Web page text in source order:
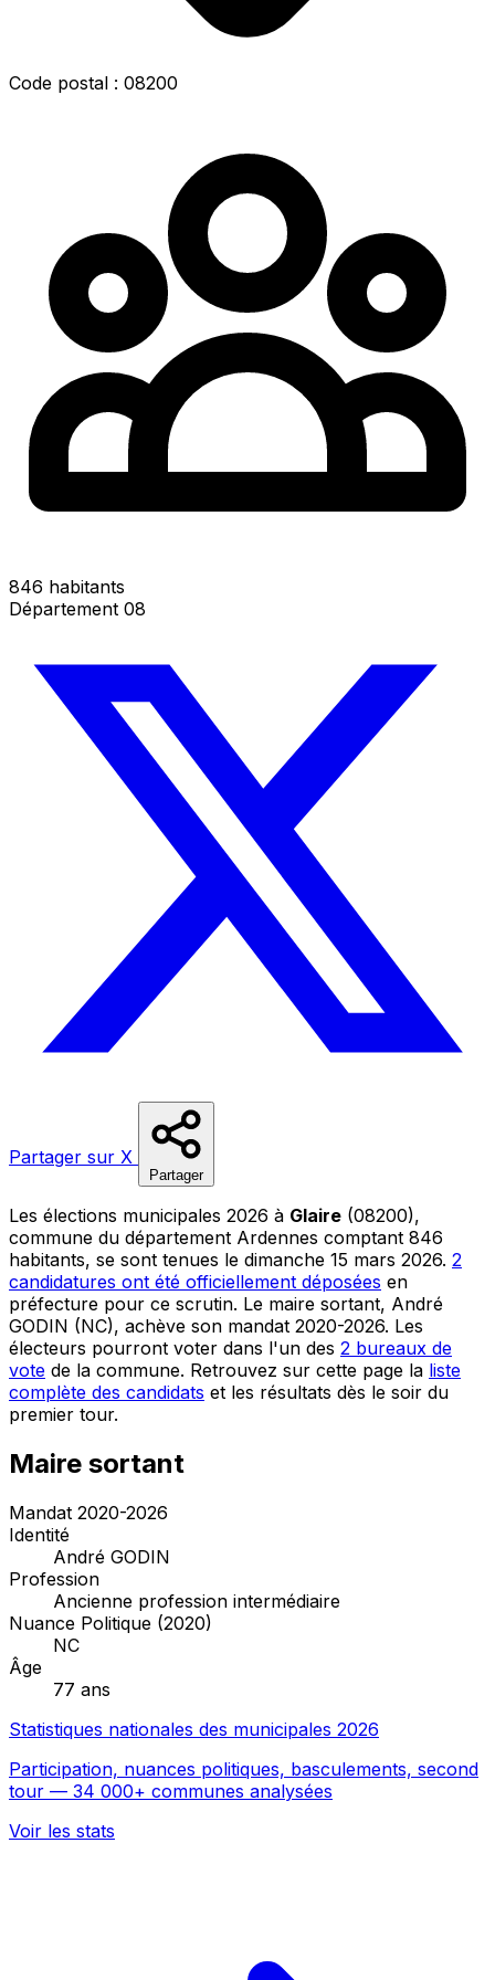
Code postal : 08200
846 habitants
Département 08
Partager sur X
Partager
Les élections municipales 2026 à Glaire (08200),
commune du département Ardennes comptant 846
habitants, se sont tenues le dimanche 15 mars 2026. 2
candidatures ont été officiellement déposées en
préfecture pour ce scrutin. Le maire sortant, André
GODIN (NC), achève son mandat 2020-2026. Les
électeurs pourront voter dans l'un des 2 bureaux de
vote de la commune. Retrouvez sur cette page la liste
complète des candidats et les résultats dès le soir du
premier tour.
Maire sortant
Mandat 2020-2026
Identité
André GODIN
Profession
Ancienne profession intermédiaire
Nuance Politique (2020)
NC
Âge
77 ans
Statistiques nationales des municipales 2026
Participation, nuances politiques, basculements, second
tour — 34 000+ communes analysées
Voir les stats